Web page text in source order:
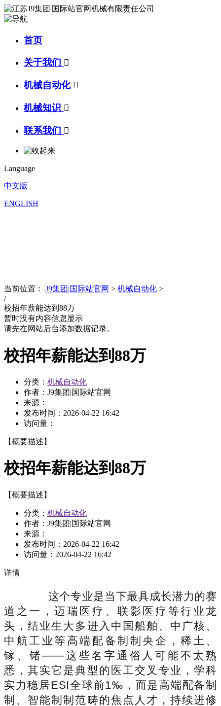
首页
关于我们 
机械自动化 
机械知识 
联系我们 
Language
中文版
ENGLISH
当前位置： J9集团|国际站官网 > 机械自动化 >
/
校招年薪能达到88万
暂时没有内容信息显示
请先在网站后台添加数据记录。
校招年薪能达到88万
分类： 机械自动化
作者：J9集团|国际站官网
来源：
发布时间： 2026-04-22 16:42
访问量：
【概要描述】
校招年薪能达到88万
【概要描述】
分类： 机械自动化
作者：J9集团|国际站官网
来源：
发布时间： 2026-04-22 16:42
访问量： 2026-04-22 16:42
详情
这个专业是当下最具成长潜力的赛
道之一，迈瑞医疗、联影医疗等行业龙
头，结业生大多进入中国船舶、中广核、
中航工业等高端配备制制央企，稀土、
镓、锗——这些名字通俗人可能不太熟
悉，其实它是典型的医工交叉专业，学科
实力稳居ESI全球前1‰，而是高端配备制
制、智能制制范畴的焦点人才，持续进修